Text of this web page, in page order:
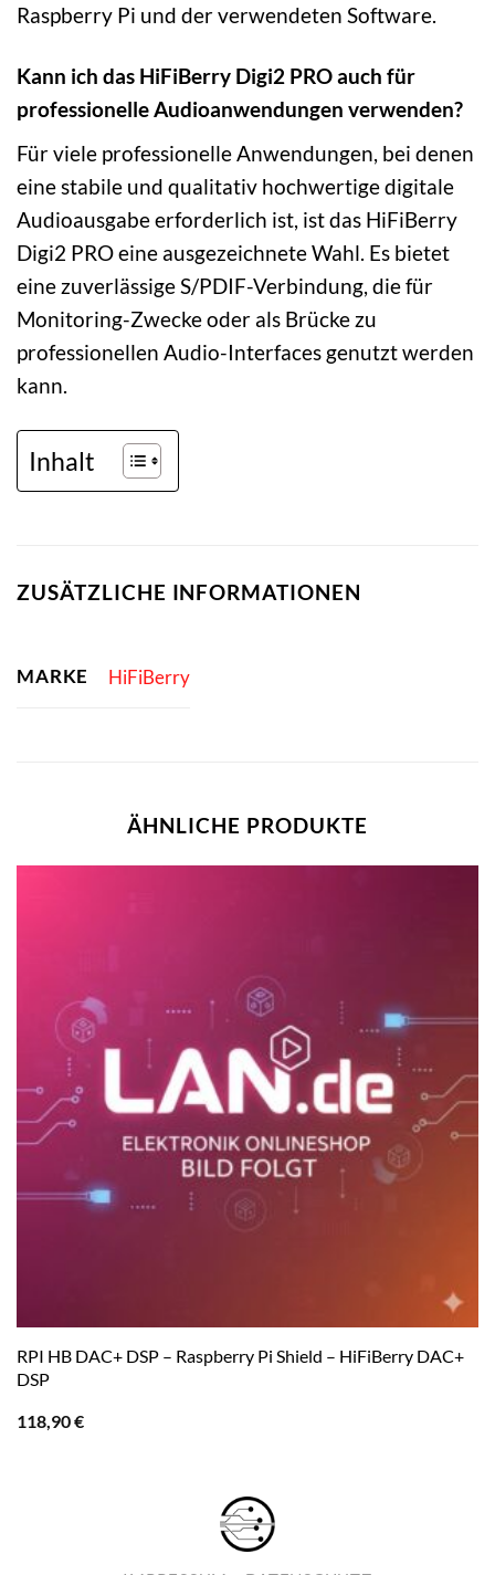
Raspberry Pi und der verwendeten Software.
Kann ich das HiFiBerry Digi2 PRO auch für
professionelle Audioanwendungen verwenden?
Für viele professionelle Anwendungen, bei denen
eine stabile und qualitativ hochwertige digitale
Audioausgabe erforderlich ist, ist das HiFiBerry
Digi2 PRO eine ausgezeichnete Wahl. Es bietet
eine zuverlässige S/PDIF-Verbindung, die für
Monitoring-Zwecke oder als Brücke zu
professionellen Audio-Interfaces genutzt werden
kann.
Inhalt
ZUSÄTZLICHE INFORMATIONEN
MARKE HiFiBerry
ÄHNLICHE PRODUKTE
RPI HB DAC+ DSP – Raspberry Pi Shield – HiFiBerry DAC+
DSP
118,90€